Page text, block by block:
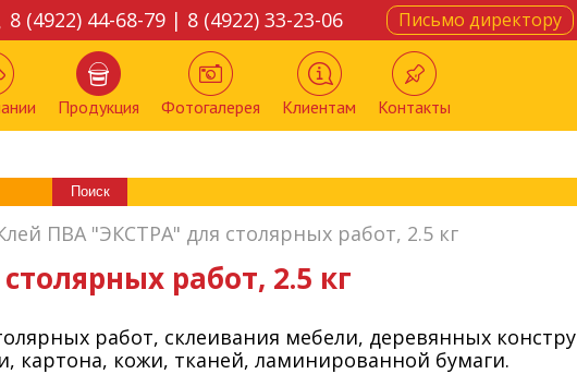
Письмо директору
8 (4922) 44-68-79 | 8 (4922) 33-23-06
Продукция Фотогалерея Клиентам Контакты
ПВА "ЭКСТРА" для столярных работ, 2.5 кг
работ, 2.5 кг
работ, склеивания мебели, деревянных
картона, кожи, тканей, ламинированной бумаги.